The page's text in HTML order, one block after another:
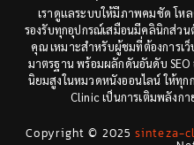
Drama ด
เราดูแลระบบให้มีภาพคมชัด โห
รองรับทุกอุปกรณ์เสมือนมีคลินิกส่ว
คุณ เหมาะสำหรับผู้ชมที่ต้องการเ
มาตรฐาน พร้อมผลักดันอันดับ
นิยมสูงในหมวดหนังออนไลน์ ให้ทุก
Clinic เป็นการเติมพลังก
Copyright © 2025sinteza-